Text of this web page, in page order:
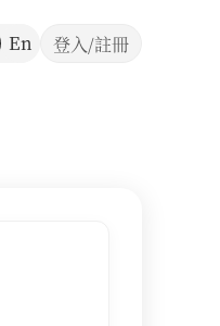
En 登入/註冊